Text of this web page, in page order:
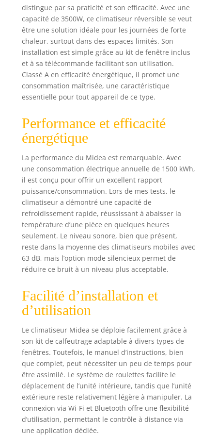
grands espaces, en
fournissant une
agréable brise
d'air. ★
FONCTIONNEMENT
SIMPLE ET À
DISTANCE - Le
climatiseur mobile
multifonctionnel
est équipé d'un
commande LED
intuitif et tactile.
ce rafraichisseur
d’air fait office de
thermostat pour
une climatisation
et une régulation
optimale et efficace
de la température.
★ FACILE ET
RAPIDE À
INSTALLER - Notre
climatiseur mobile
silencieux et
reversible
le kit de fenêtre et
le tuyau
d'évacuation. Vous
n'aurez besoin
d'aucun outil pour
le montage. Il vous
suffit de décider
quelle pièce vous
allez refroidir avec
distingue par sa praticité et son efficacité. Avec une
capacité de 3500W, ce climatiseur réversible se veut
être une solution idéale pour les journées de forte
chaleur, surtout dans des espaces limités. Son
installation est simple grâce au kit de fenêtre inclus
et à sa télécommande facilitant son utilisation.
Classé A en efficacité énergétique, il promet une
consommation maîtrisée, une caractéristique
essentielle pour tout appareil de ce type.
Performance et efficacité
énergétique
La performance du Midea est remarquable. Avec
une consommation électrique annuelle de 1500 kWh,
il est conçu pour offrir un excellent rapport
puissance/consommation. Lors de mes tests, le
climatiseur a démontré une capacité de
refroidissement rapide, réussissant à abaisser la
température d’une pièce en quelques heures
seulement. Le niveau sonore, bien que présent,
reste dans la moyenne des climatiseurs mobiles avec
63 dB, mais l’option mode silencieux permet de
réduire ce bruit à un niveau plus acceptable.
Facilité d’installation et
d’utilisation
Le climatiseur Midea se déploie facilement grâce à
son kit de calfeutrage adaptable à divers types de
fenêtres. Toutefois, le manuel d’instructions, bien
que complet, peut nécessiter un peu de temps pour
être assimilé. Le système de roulettes facilite le
déplacement de l’unité intérieure, tandis que l’unité
extérieure reste relativement légère à manipuler. La
connexion via Wi-Fi et Bluetooth offre une flexibilité
d’utilisation, permettant le contrôle à distance via
une application dédiée.